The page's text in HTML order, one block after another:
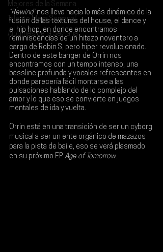
Mejores de la Semana
Talento Mexa Semanal
Álbumes de la Semana
“Rewind” nos lleva hacia lo más dinámico de la
fusión de las texturas del house, el dance y
el hip hop, en donde encontramos
reminiscencias de un hitazo noventero a
cargo de Robin S, pero hiper revolucionado.
Dentro de este banger de Orrin nos
encontramos con un tempo intenso, una
bassline profunda y vocales refrescantes en
donde parecería fácil montarse a las
pulsaciones hablando de lo complejo del
amor y lo que eso se convierte en juegos
mentales de ida y vuelta.
Orrin está en una transición de ser un cyborg
musical a ser un ente orgánico de mazazos
para la pista de baile, eso se verá plasmado
en su próximo EP Age of Tomorrow.